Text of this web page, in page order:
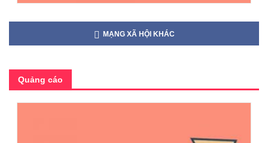
MẠNG XÃ HỘI KHÁC
Quảng cáo